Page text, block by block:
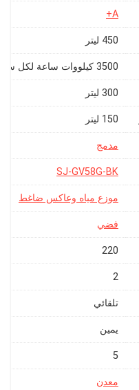
A+
‎450 ليتر
‎3500 كيلووات ساعة لكل سنة
‎300 ليتر
‎150 ليتر
‎SJ-GV58G-BK
فضي
‎220
‎2
‎5